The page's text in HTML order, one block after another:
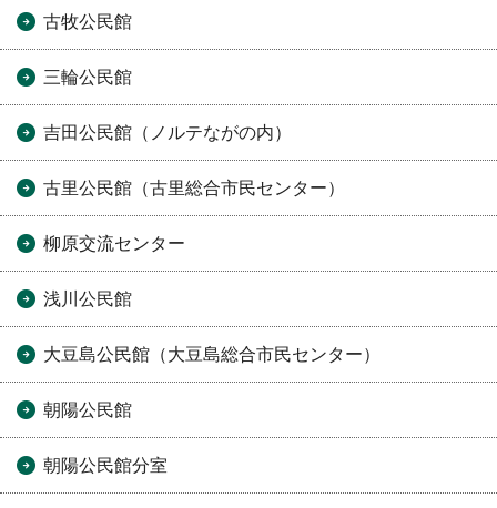
古牧公民館
三輪公民館
吉田公民館（ノルテながの内）
古里公民館（古里総合市民センター）
柳原交流センター
浅川公民館
大豆島公民館（大豆島総合市民センター）
朝陽公民館
朝陽公民館分室